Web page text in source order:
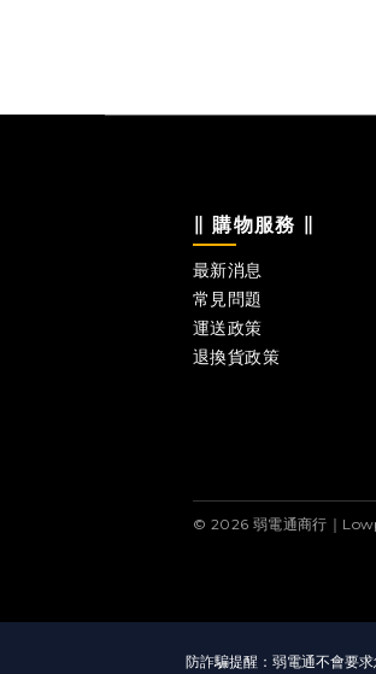
∥ 購物服務 ∥
最新消息
常見問題
運送政策
退換貨政策
© 2026 弱電通商行｜
防詐騙提醒：弱電通不會要